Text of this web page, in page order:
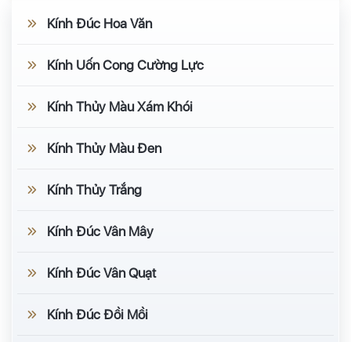
Kính Đúc Hoa Văn
Kính Uốn Cong Cường Lực
Kính Thủy Màu Xám Khói
Kính Thủy Màu Đen
Kính Thủy Trắng
Kính Đúc Vân Mây
Kính Đúc Vân Quạt
Kính Đúc Đồi Mồi